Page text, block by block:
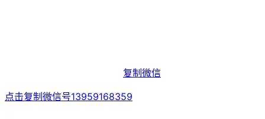
复制微信
点击复制微信号13959168359